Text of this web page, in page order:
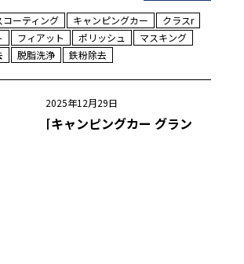
コーティング キャンピングカー
クラスr
フィアット ポリッシュ
マスキング
脱脂洗浄 鉄粉除去
2025年12月29日
[キャンピングカー グラン